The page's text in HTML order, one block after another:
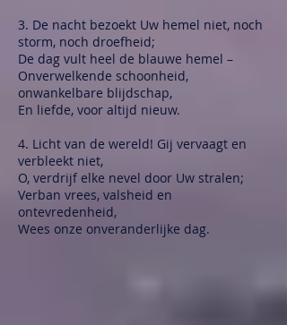
3. De nacht bezoekt Uw hemel niet, noch
storm, noch droefheid;
De dag vult heel de blauwe hemel –
Onverwelkende schoonheid,
onwankelbare blijdschap,
En liefde, voor altijd nieuw.
4. Licht van de wereld! Gij vervaagt en
verbleekt niet,
O, verdrijf elke nevel door Uw stralen;
Verban vrees, valsheid en
ontevredenheid,
Wees onze onveranderlijke dag.